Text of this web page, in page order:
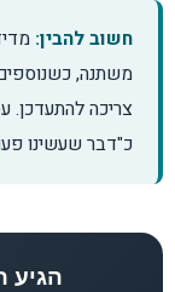
חשוב להבין:
משתנה,
צריכה להתעדכן.
כ"דבר שעשינו
הגיע